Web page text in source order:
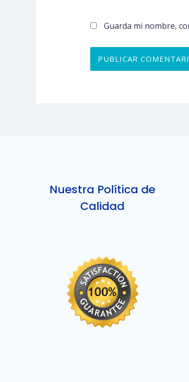
Guarda mi nombre,
Nuestra Política de
Calidad